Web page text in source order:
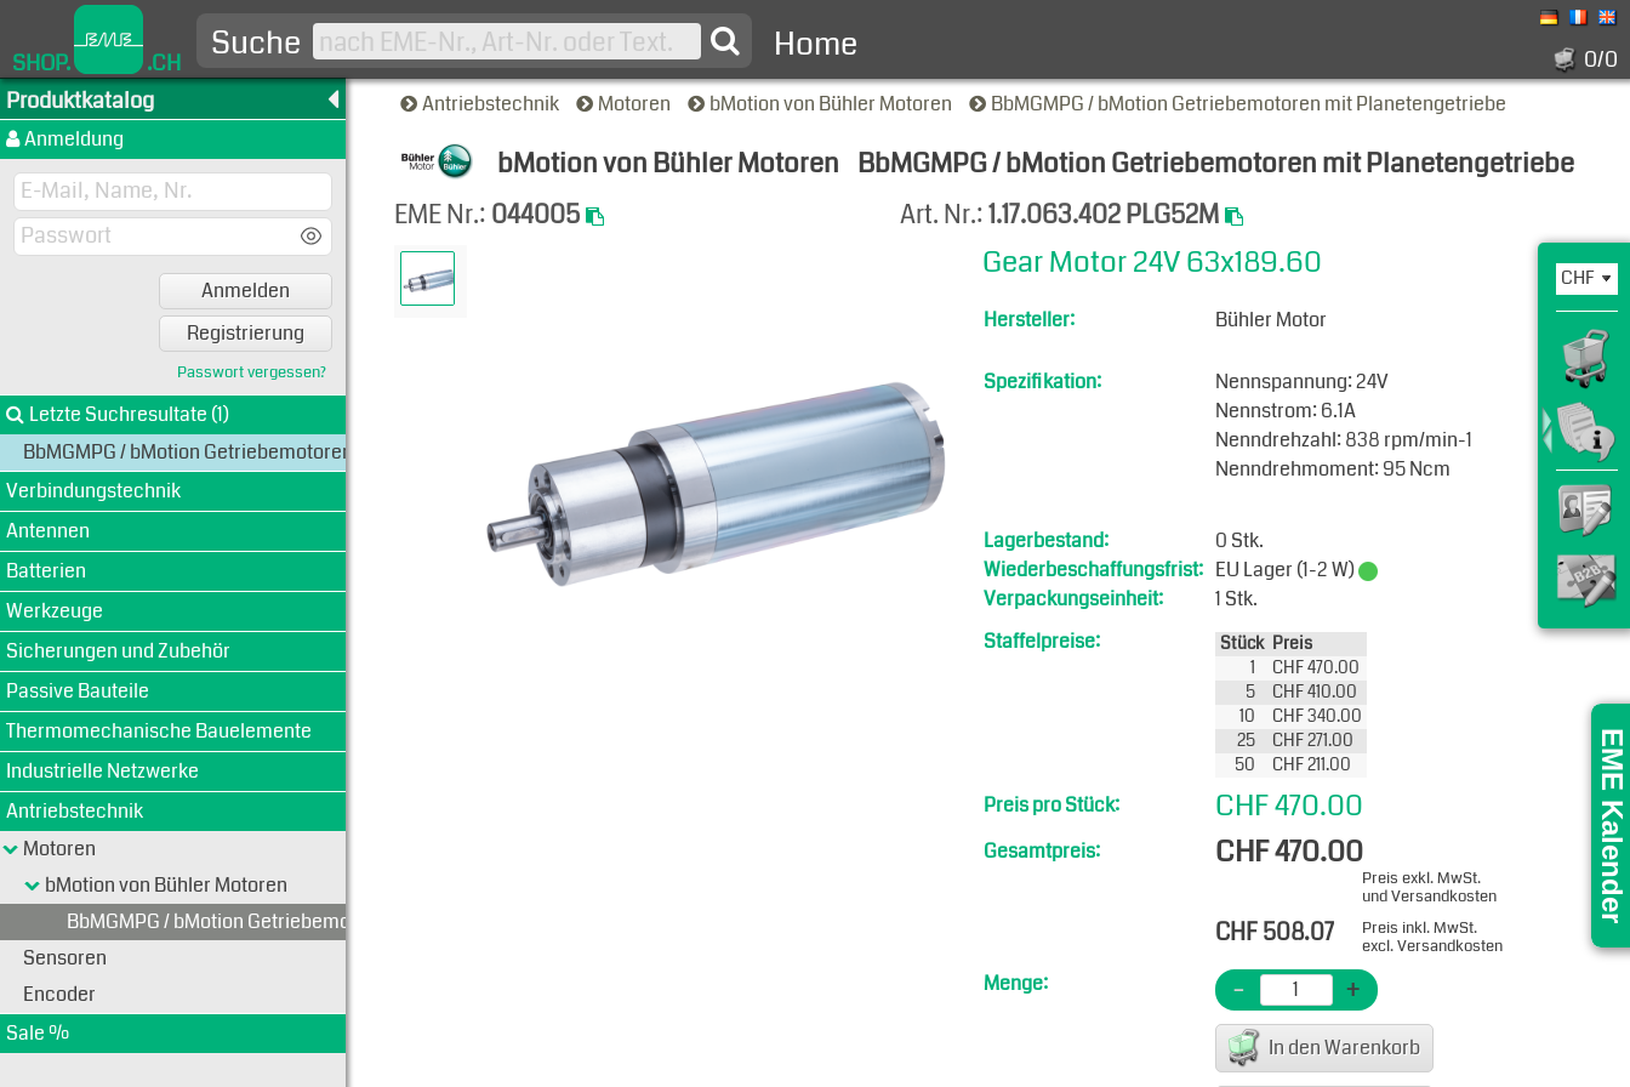
EME Kalender
SHOP. .CH Suche Home
0/0
Produktkatalog
Anmeldung
Anmelden
Registrierung
Passwort vergessen?
Letzte Suchresultate (1)
BbMGMPG / bMotion Getriebemotoren mit Planetengetriebe
Verbindungstechnik
Antennen
Batterien
Werkzeuge
Sicherungen und Zubehör
Passive Bauteile
Thermomechanische Bauelemente
Industrielle Netzwerke
Antriebstechnik
Motoren
bMotion von Bühler Motoren
BbMGMPG / bMotion Getriebemotoren mit Planetengetriebe
Sensoren
Encoder
Sale %
Antriebstechnik Motoren bMotion von Bühler Motoren BbMGMPG / bMotion Getriebemotoren mit Planetengetriebe
bMotion von Bühler Motoren BbMGMPG / bMotion Getriebemotoren mit Planetengetriebe
Produkt-Ansicht
EME Nr.: 044005 Art. Nr.:1.17.063.402 PLG52M
Gear Motor 24V 63x189.60
Hersteller: Bühler Motor
Spezifikation:
Nennspannung: 24V
Nennstrom: 6.1A
Nenndrehzahl: 838 rpm/min-1
Nenndrehmoment: 95 Ncm
Lagerbestand:
Wiederbeschaffungsfrist:
Verpackungseinheit:
0 Stk.
EU Lager (1-2 W)
1 Stk.
Staffelpreise:
Stück Preis
1
CHF 470.00
5
CHF 410.00
10
CHF 340.00
25
CHF 271.00
50
CHF 211.00
Preis pro Stück: CHF 470.00
Gesamtpreis: CHF 470.00
Preis exkl. MwSt.
und Versandkosten
CHF 508.07
Preis inkl. MwSt.
excl. Versandkosten
Menge: - +
In den Warenkorb